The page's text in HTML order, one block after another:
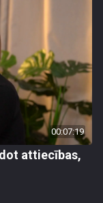
00:07:19
attiecības,